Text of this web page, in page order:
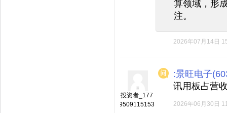
算领域，形
注。
2026年07月14日
投资者_177
9509115153
:景旺电子
讯用板占营
2026年06月30日